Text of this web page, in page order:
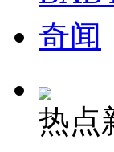
奇闻
热点